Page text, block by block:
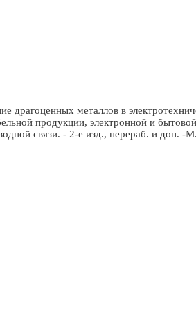
металлов в
продукции, электронной и
связи. - 2-е изд., перераб. и доп.